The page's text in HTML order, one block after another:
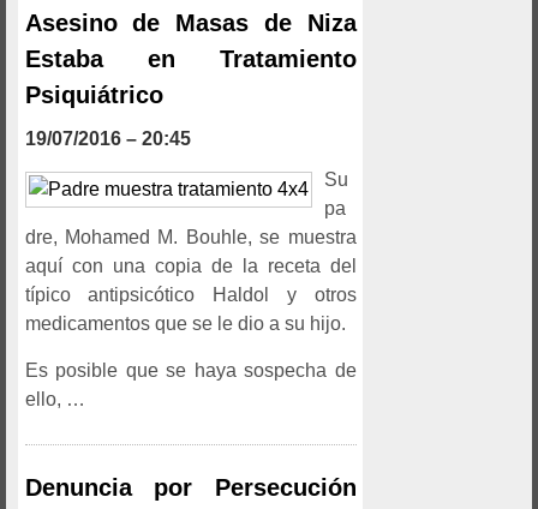
Asesino de Masas de Niza
Estaba en Tratamiento
Psiquiátrico
19/07/2016 – 20:45
Su
pa
dre, Mohamed M. Bouhle, se muestra
aquí con una copia de la receta del
típico antipsicótico Haldol y otros
medicamentos que se le dio a su hijo.
Es posible que se haya sospecha de
ello, …
Denuncia por Persecución